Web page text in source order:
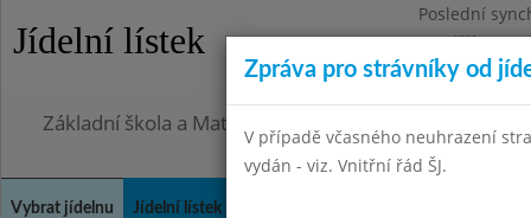
Jídelní lístek
Poslední
Pondělí
Omezení
Základní škola a Mateřská škola, Praha 4, Ohradní 49
Vybrat jídelnu Jídelní lístek
Zpráva pro strávníky od
V případě včasného neuhrazení
vydán - viz. Vnitřní řád ŠJ.